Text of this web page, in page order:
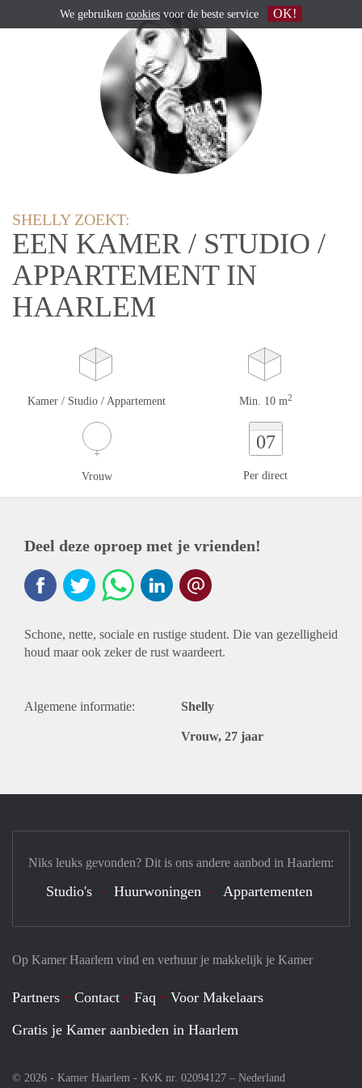
SHELLY ZOEKT:
EEN KAMER / STUDIO /
APPARTEMENT IN
HAARLEM
Kamer / Studio / Appartement Min. 10 m2
Vrouw
07
Per direct
Deel deze oproep met je vrienden!
Schone, nette, sociale en rustige student. Die van gezelligheid
houd maar ook zeker de rust waardeert.
Algemene informatie: Shelly
Vrouw, 27 jaar
Op Kamer Haarlem vind en verhuur je makkelijk je Kamer
Partners Contact Faq
Voor Makelaars
Gratis je Kamer aanbieden in Haarlem
© 2026 - Kamer Haarlem - KvK nr. 02094127 – Nederland
Niks leuks gevonden? Dit is ons andere aanbod in Haarlem:
Studio's Huurwoningen Appartementen
We gebruiken cookies voor de beste service OK!